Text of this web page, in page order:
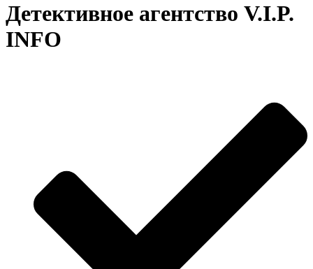
Детективное агентство V.I.P.
INFO